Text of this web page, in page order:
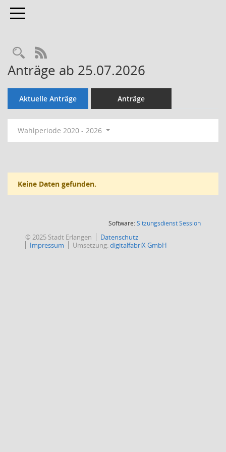
Toggle navigation
Rechercheauswahl
RSS-Feed
Anträge ab 25.07.2026
Aktuelle Anträge Anträge
Wahlperiode 2020 - 2026
Keine Daten gefunden.
Software:SitzungsdienstSession(Wird in
© 2025 Stadt Erlangen
Datenschutz
Impressum
Umsetzung:digitalfabriX GmbH